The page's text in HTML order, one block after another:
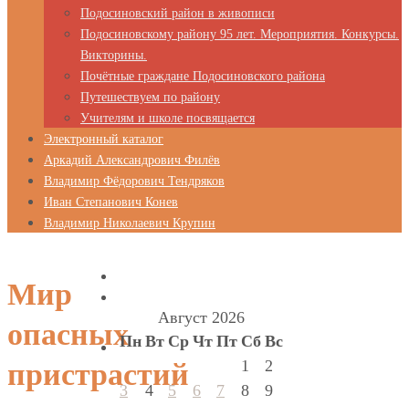
Подосиновский район в живописи
Подосиновскому району 95 лет. Мероприятия. Конкурсы.
Викторины.
Почётные граждане Подосиновского района
Путешествуем по району
Учителям и школе посвящается
Электронный каталог
Аркадий Александрович Филёв
Владимир Фёдорович Тендряков
Иван Степанович Конев
Владимир Николаевич Крупин
Мир
опасных
пристрастий
Август 2026
Пн Вт Ср Чт Пт Сб Вс
1
2
3
4 5 6 7 8
9